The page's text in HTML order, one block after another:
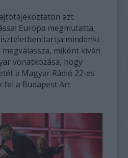
azt
Európa megmutatta,
tartja mindenki
miként kíván
vonatkozása, hogy
a Magyar Rádió 22-es
fel a Budapest Art